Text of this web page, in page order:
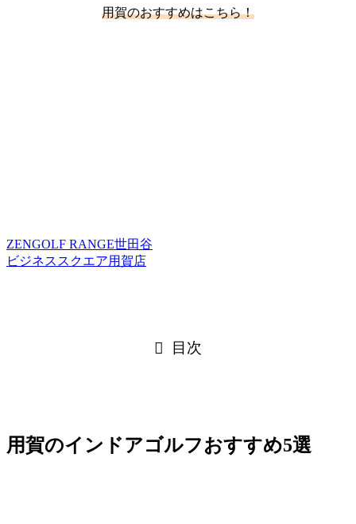
用賀のおすすめはこちら！
ZENGOLF RANGE世田谷
ビジネススクエア用賀店
目次
用賀のインドアゴルフおすすめ5選